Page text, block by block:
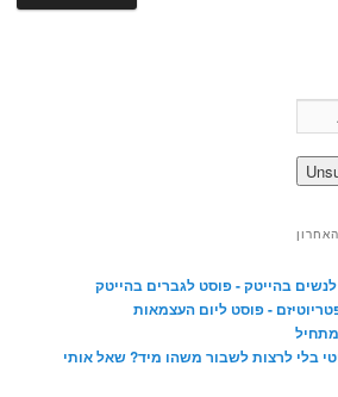
בהייטק - פוסט לגברים בהייטק
- פוסט ליום העצמאות
בלי לרצות לשבור משהו מיד? שאל אותי